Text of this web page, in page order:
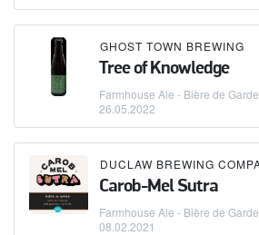
GHOST TOWN BREWING
Tree of Knowledge
Farmhouse Ale - Bière de Garde
26.05.2022
Carob-Mel Sutra
Farmhouse Ale - Bière de Garde
08.02.2021